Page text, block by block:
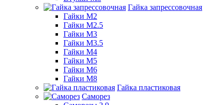
Гайка запрессовочная
Гайки М2
Гайки М2.5
Гайки М3
Гайки М3.5
Гайки М4
Гайки М5
Гайки М6
Гайки М8
Гайка пластиковая
Саморез